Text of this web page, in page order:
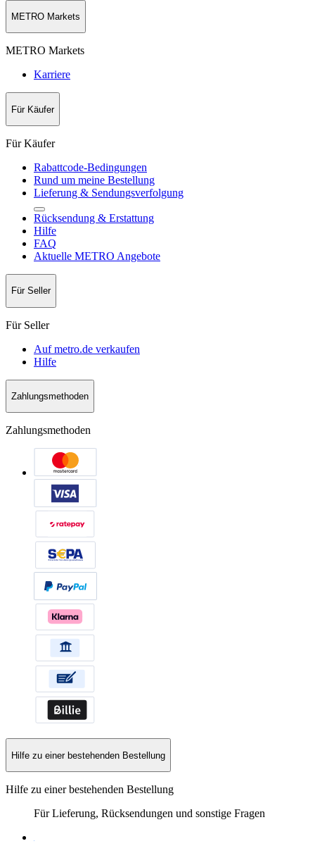
METRO Markets
METRO Markets
Karriere
Für Käufer
Für Käufer
Rabattcode-Bedingungen
Rund um meine Bestellung
Lieferung & Sendungsverfolgung
Rücksendung & Erstattung
Hilfe
FAQ
Aktuelle METRO Angebote
Für Seller
Für Seller
Auf metro.de verkaufen
Hilfe
Zahlungsmethoden
Zahlungsmethoden
Hilfe zu einer bestehenden Bestellung
Hilfe zu einer bestehenden Bestellung
Für Lieferung, Rücksendungen und sonstige Fragen